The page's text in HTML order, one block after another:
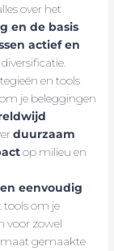
over het
en de basis
actief en
en tools
je beleggingen
duurzaam
op milieu en
eenvoudig
tools om je
voor zowel
maat gemaakte